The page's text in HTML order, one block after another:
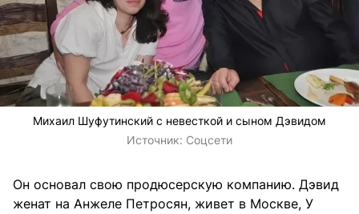
Михаил Шуфутинский с невесткой и сыном Дэвидом
Источник: Соцсети
Он основал свою продюсерскую компанию. Дэвид
женат на Анжеле Петросян, живет в Москве, У